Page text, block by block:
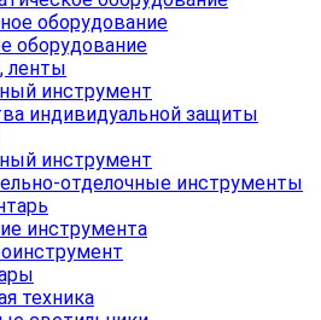
оборудование
оборудование
ленты
инструмент
индивидуальной защиты
инструмент
отделочные инструменты
инструмента
техника